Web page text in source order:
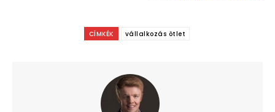
CÍMKÉK vállalkozás ötlet